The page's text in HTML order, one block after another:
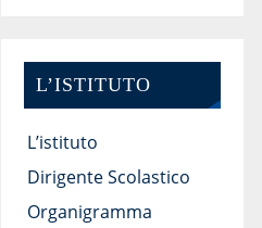
L’ISTITUTO
L’istituto
Dirigente Scolastico
Organigramma